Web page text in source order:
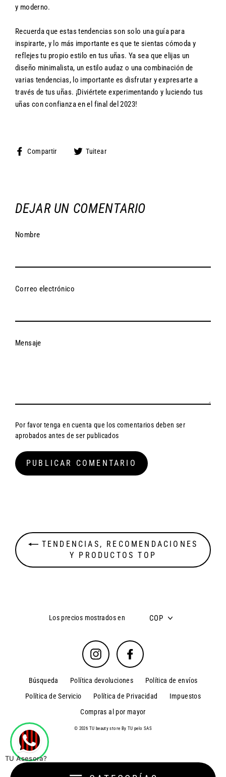
y moderno.
Recuerda que estas tendencias son solo una guía para
inspirarte, y lo más importante es que te sientas cómoda y
reflejes tu propio estilo en tus uñas. Ya sea que elijas un
diseño minimalista, un estilo audaz o una combinación de
varias tendencias, lo importante es disfrutar y expresarte a
través de tus uñas. ¡Diviértete experimentando y luciendo tus
uñas con confianza en el final del 2023!
Compartir
CompartirTuitear
DEJAR UN COMENTARIO
Nombre
Correo electrónico
Mensaje
Por favor tenga en cuenta que los comentarios deben ser
aprobados antes de ser publicados
TENDENCIAS, RECOMENDACIONES
Y PRODUCTOS TOP
Los precios mostrados en COP
Instagram Facebook
Búsqueda Política devoluciones
Política de envíos
Política de Servicio
Política de Privacidad
Impuestos
Compras al por mayor
© 2026 TU beauty store By TU pelo SAS
TU Asesora?